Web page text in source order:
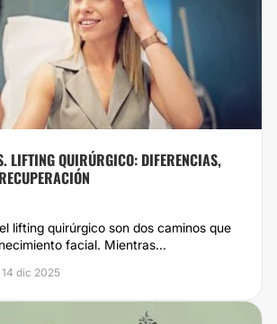
LIFTING QUIRÚRGICO: DIFERENCIAS,
lifting quirúrgico son dos caminos que
facial. Mientras...
14 dic 2025